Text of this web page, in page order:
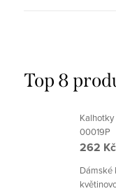
Top 8
00019P
262 Kč
Dámské